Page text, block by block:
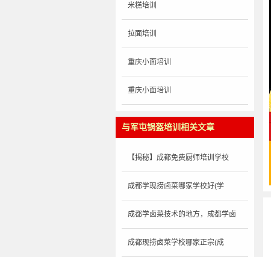
米糕培训
拉面培训
重庆小面培训
重庆小面培训
与军屯锅盔培训相关文章
【揭秘】成都免费厨师培训学校
成都学现捞卤菜哪家学校好(学
成都学卤菜技术的地方，成都学卤
成都现捞卤菜学校哪家正宗(成